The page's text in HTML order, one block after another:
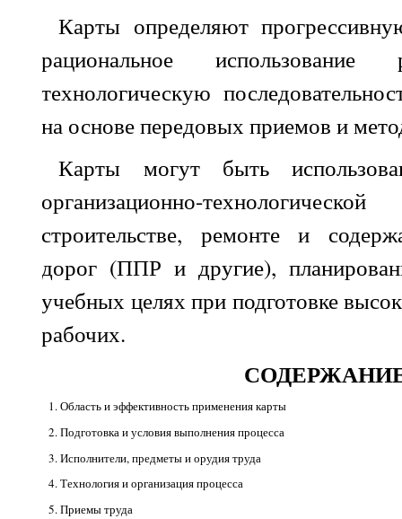
Карты определяют
рациональное использование
технологическую
на основе передовых приемов и
Карты могут быть
организационно-
строительстве, ремонте и
дорог (ППР и другие),
учебных целях при подготовке
рабочих.
1. Область и эффективность применения карты
2. Подготовка и условия выполнения процесса
3. Исполнители, предметы и орудия труда
4. Технология и организация процесса
5. Приемы труда